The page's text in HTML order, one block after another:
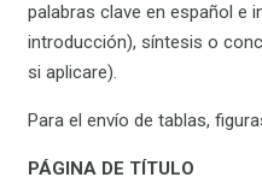
palabras clave en español e
introducción), síntesis o
si aplicare).
Para el envío de tablas,
PÁGINA DE TÍTULO